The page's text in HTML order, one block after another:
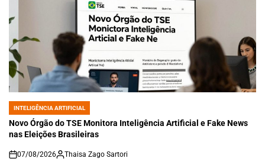
POSTED
IN
INTELIGÊNCIA ARTIFICIAL
Novo Órgão do TSE Monitora Inteligência Artificial e Fake News
nas Eleições Brasileiras
on
07/08/2026 Thaisa Zago Sartori